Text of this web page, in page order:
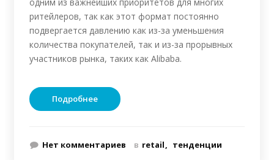
ритейлеров, так как этот формат постоянно
подвергается давлению как из-за уменьшения
количества покупателей, так и из-за прорывных
участников рынка, таких как Alibaba.
Подробнее
Нет комментариев в retail тенденции